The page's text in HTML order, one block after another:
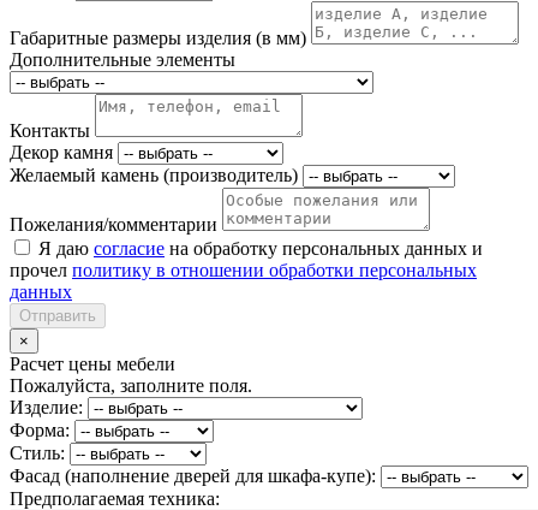
Габаритные размеры изделия (в мм)
Дополнительные элементы
Контакты
Декор камня
Желаемый камень (производитель)
Пожелания/комментарии
Я даю согласие на обработку персональных данных и
прочел политику в отношении обработки персональных
данных
Отправить
×
Расчет цены мебели
Пожалуйста, заполните поля.
Изделие:
Форма:
Стиль:
Фасад (наполнение дверей для шкафа-купе):
Предполагаемая техника: